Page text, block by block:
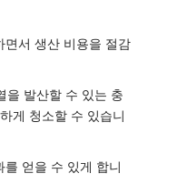
서 생산 비용을 절감
을 발산할 수 있는 충
게 청소할 수 있습니
얻을 수 있게 합니